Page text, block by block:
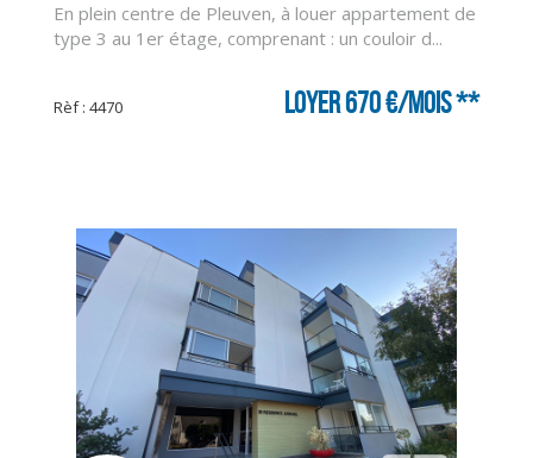
CLIQUER ICI POUR AGRANDIR
En plein centre de Pleuven, à louer appartement de
type 3 au 1er étage, comprenant : un couloir d...
Rèf : 4470 Loyer 670 €/mois**